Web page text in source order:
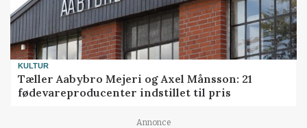
digitalt abonnement i 30 dage for kun
30 kroner.
Prøv 30 dage for 30 kr
Allerede abonnement?Log ind her
KULTUR
Tæller Aabybro Mejeri og Axel Månsson: 21
fødevareproducenter indstillet til pris
Annonce